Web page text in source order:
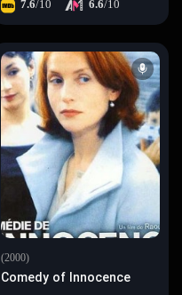
7.6/10 6.6/10
(2000)
Comedy of Innocence